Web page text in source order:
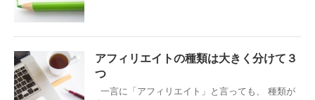
アフィリエイトの種類は大きく分けて３
つ
一言に「アフィリエイト」と言っても、 種類が